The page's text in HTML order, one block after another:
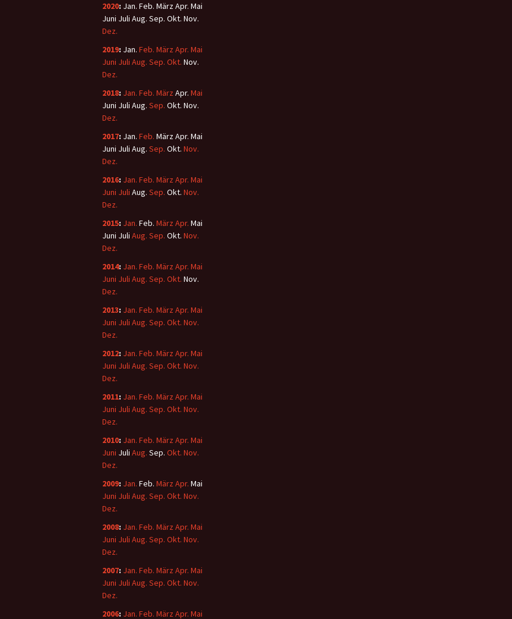
2020: Jan. Feb. MärzApr. Mai
Juni Juli Aug. Sep. Okt. Nov.
Dez.
2019: Jan. Feb. März Apr. Mai
Juni Juli Aug. Sep. Okt. Nov.
Dez.
2018: Jan. Feb. März Apr. Mai
Juni Juli Aug. Sep. Okt. Nov.
Dez.
2017: Jan. Feb. MärzApr. Mai
Juni Juli Aug. Sep. Okt. Nov.
Dez.
2016: Jan. Feb. März Apr. Mai
Juni Juli Aug. Sep. Okt. Nov.
Dez.
2015: Jan. Feb. März Apr. Mai
Juni Juli Aug. Sep. Okt. Nov.
Dez.
2014: Jan. Feb. März Apr. Mai
Juni Juli Aug. Sep. Okt. Nov.
Dez.
2013: Jan. Feb. März Apr. Mai
Juni Juli Aug. Sep. Okt. Nov.
Dez.
2012: Jan. Feb. März Apr. Mai
Juni Juli Aug. Sep. Okt. Nov.
Dez.
2011: Jan. Feb. März Apr. Mai
Juni Juli Aug. Sep. Okt. Nov.
Dez.
2010: Jan. Feb. März Apr. Mai
Juni Juli Aug. Sep. Okt. Nov.
Dez.
2009: Jan. Feb. März Apr. Mai
Juni Juli Aug. Sep. Okt. Nov.
Dez.
2008: Jan. Feb. März Apr. Mai
Juni Juli Aug. Sep. Okt. Nov.
Dez.
2007: Jan. Feb. März Apr. Mai
Juni Juli Aug. Sep. Okt. Nov.
Dez.
2006: Jan. Feb. März Apr. Mai